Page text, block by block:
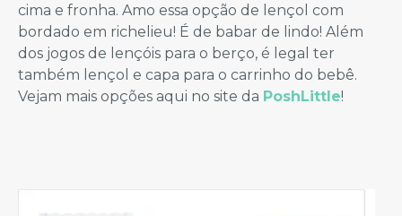
cima e fronha. Amo essa opção de lençol com
bordado em richelieu! É de babar de lindo! Além
dos jogos de lençóis para o berço, é legal ter
também lençol e capa para o carrinho do bebê.
Vejam mais opções aqui no site da PoshLittle!